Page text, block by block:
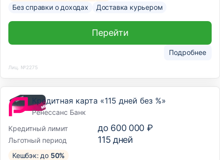
Без справки о доходах
Доставка курьером
Подробнее
Перейти
Лиц. №2275
Кредитная карта «115 дней без %»
Ренессанс Банк
Кредитный лимит
до 600 000 ₽
Льготный период 115 дней
Кешбэк: до 50%